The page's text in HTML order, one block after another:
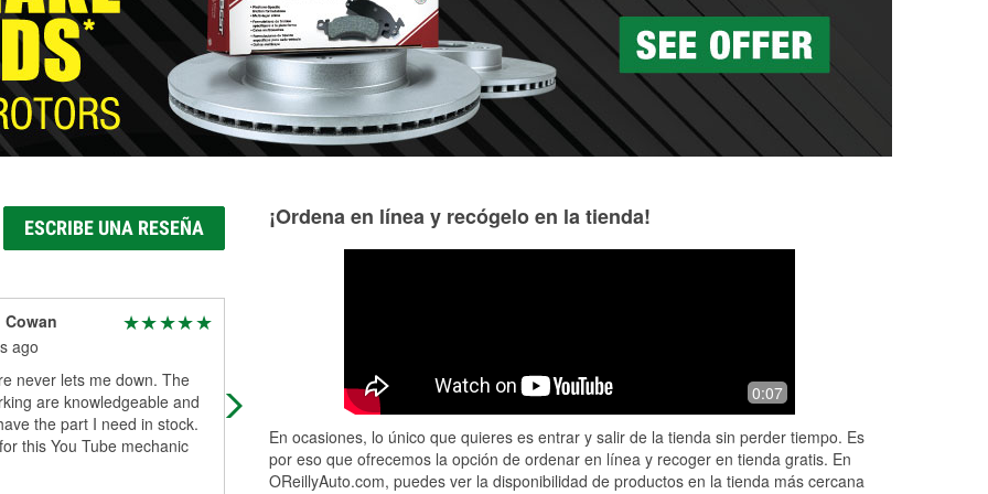
ESCRIBE UNA RESEÑA
ago
never lets me down. The
are knowledgeable and
the part I need in stock.
this You Tube mechanic
¡Ordena en línea y recógelo en la tienda!
0:07
En ocasiones, lo único que quieres es entrar y salir de la tienda sin perder tiempo. Es
por eso que ofrecemos la opción de ordenar en línea y recoger en tienda gratis. En
OReillyAuto.com, puedes ver la disponibilidad de productos en la tienda más cercana